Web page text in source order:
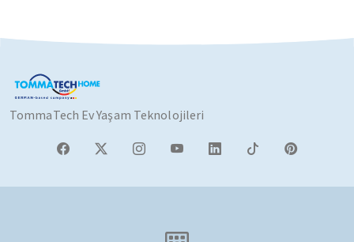
TommaTech Ev Yaşam Teknolojileri